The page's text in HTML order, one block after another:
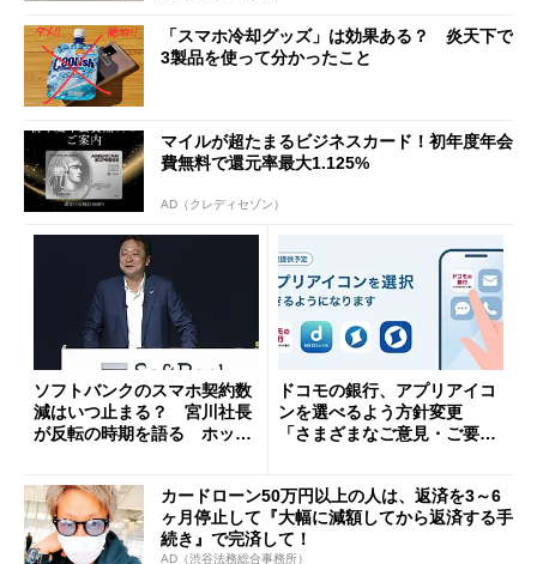
「スマホ冷却グッズ」は効果ある？ 炎天下で
3製品を使って分かったこと
マイルが超たまるビジネスカード！初年度年会
費無料で還元率最大1.125%
AD（クレディセゾン）
ソフトバンクのスマホ契約数
減はいつ止まる？ 宮川社長
が反転の時期を語る ホッピ
ドコモの銀行、アプリアイコ
ンを選べるよう方針変更
「さまざまなご意見・ご要望
カードローン50万円以上の人は、返済を3～6
ヶ月停止して『大幅に減額してから返済する手
続き』で完済して！
AD（渋谷法務総合事務所）